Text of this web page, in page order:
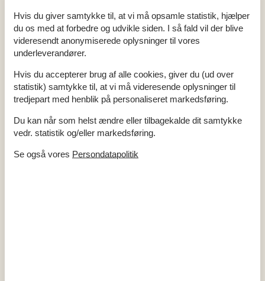
Diverse
Antal badeværelser 1
Antal soveværelser 4
Boligareal 85 m²
Byggeår 1962
Højhastighedsinternet
Ikke ryger
Indhegnet
Internet
Lukket terrasse
Nationalt tv
Renoveret 2023
Indendørs
Hvis du giver samtykke til, at vi må opsamle statistik, hjælper
du os med at forbedre og udvikle siden. I så fald vil der blive
videresendt anonymiserede oplysninger til vores
underleverandører.
Hvis du accepterer brug af alle cookies, giver du (ud over
statistik) samtykke til, at vi må videresende oplysninger til
tredjepart med henblik på personaliseret markedsføring.
Du kan når som helst ændre eller tilbagekalde dit samtykke
vedr. statistik og/eller markedsføring.
Se også vores Persondatapolitik